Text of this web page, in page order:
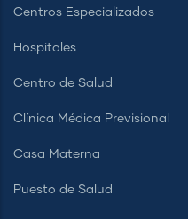
Centros Especializados
Hospitales
Centro de Salud
Clínica Médica Previsional
Casa Materna
Puesto de Salud